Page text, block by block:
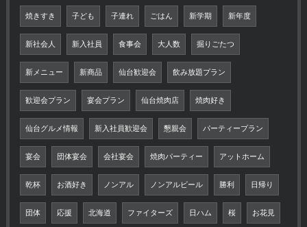
焼きすき 子ども 子連れ ごはん 新学期 新年度
新社会人 新入社員 食事会 大人数 掘りごたつ
新メニュー 新商品 仙台歓迎会 飲み放題プラン
歓迎会プラン 宴会プラン 仙台焼肉店 焼肉好き
仙台グルメ情報 新入社員歓迎会 懇親会 パーティープラン
宴会 団体宴会 会社宴会 焼肉パーティー アットホーム
乾杯 お酒好き ノンアル ノンアルビール 勝利 日帰り
団体 応援 北海道 ファイターズ 日ハム 桜 お花見